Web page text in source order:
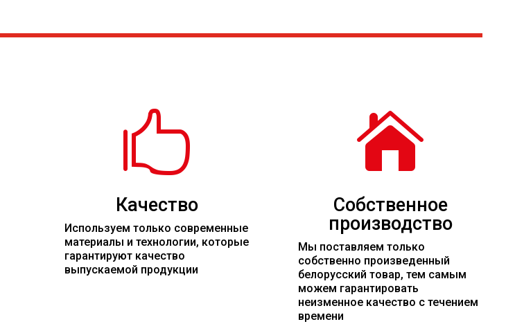

Качество
Используем только современные
материалы и технологии, которые
гарантируют качество
выпускаемой продукции

Собственное
производство
Мы поставляем только
собственно произведенный
белорусский товар, тем самым
можем гарантировать
неизменное качество с течением
времени